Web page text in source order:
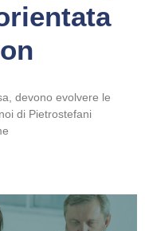
devono evolvere le
di Pietrostefani